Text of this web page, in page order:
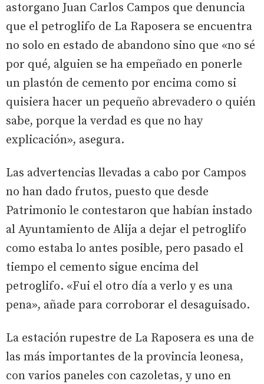
astorgano Juan Carlos Campos que denuncia
que el petroglifo de La Raposera se encuentra
no solo en estado de abandono sino que «no sé
por qué, alguien se ha empeñado en ponerle
un plastón de cemento por encima como si
quisiera hacer un pequeño abrevadero o quién
sabe, porque la verdad es que no hay
explicación», asegura.
Las advertencias llevadas a cabo por Campos
no han dado frutos, puesto que desde
Patrimonio le contestaron que habían instado
al Ayuntamiento de Alija a dejar el petroglifo
como estaba lo antes posible, pero pasado el
tiempo el cemento sigue encima del
petroglifo. «Fui el otro día a verlo y es una
pena», añade para corroborar el desaguisado.
La estación rupestre de La Raposera es una de
las más importantes de la provincia leonesa,
con varios paneles con cazoletas, y uno en